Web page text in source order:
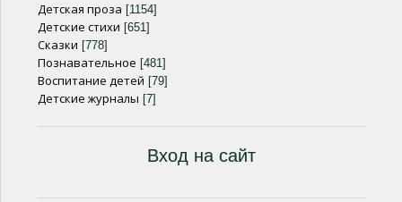
Детская проза [1154]
Детские стихи [651]
Сказки [778]
Познавательное [481]
Воспитание детей [79]
Детские журналы [7]
Вход на сайт